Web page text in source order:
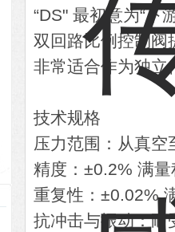
“DS" 最初意为“
双回路比例控制阀
非常适合作为独立
技术规格
压力范围：从真
精度：±0.2% 满量
重复性：±0.02%
抗冲击与振动：耐